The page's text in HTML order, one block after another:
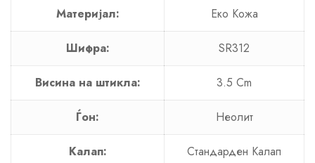
Материјал: Еко Кожа
Шифра: SR312
Висина на штикла: 3.5 Cm
Ѓон: Неолит
Калап: Стандарден Калап